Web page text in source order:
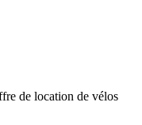
de location de vélos